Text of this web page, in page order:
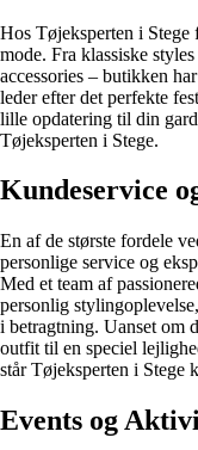
Hos Tøjeksperten i
mode. Fra klassiske
accessories – butikken
leder efter det perfekte
lille opdatering til din
Tøjeksperten i Stege.
Kundeservice
En af de største fordele
personlige service og
Med et team af
personlig
i betragtning. Uanset om
outfit til en speciel
står Tøjeksperten i Stege
Events og